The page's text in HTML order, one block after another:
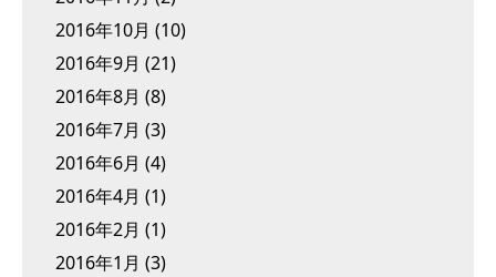
2016年10月 (10)
2016年9月 (21)
2016年8月 (8)
2016年7月 (3)
2016年6月 (4)
2016年4月 (1)
2016年2月 (1)
2016年1月 (3)